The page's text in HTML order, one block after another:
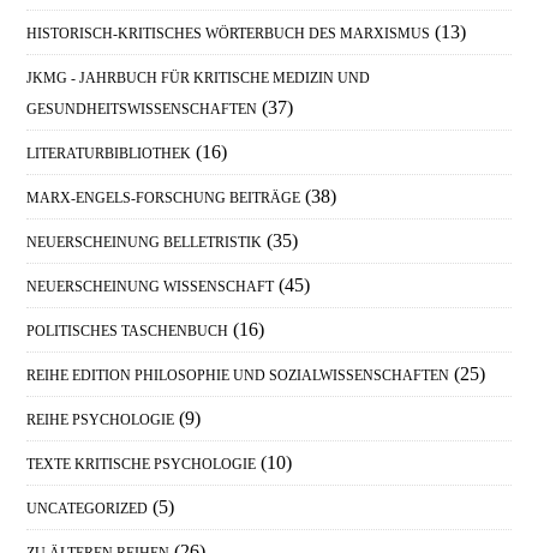
HISTORISCH-KRITISCHES WÖRTERBUCH DES MARXISMUS (13)
JKMG - JAHRBUCH FÜR KRITISCHE MEDIZIN UND
GESUNDHEITSWISSENSCHAFTEN (37)
LITERATURBIBLIOTHEK (16)
MARX-ENGELS-FORSCHUNG BEITRÄGE (38)
NEUERSCHEINUNG BELLETRISTIK (35)
NEUERSCHEINUNG WISSENSCHAFT (45)
POLITISCHES TASCHENBUCH (16)
REIHE EDITION PHILOSOPHIE UND SOZIALWISSENSCHAFTEN (25)
REIHE PSYCHOLOGIE (9)
TEXTE KRITISCHE PSYCHOLOGIE (10)
UNCATEGORIZED (5)